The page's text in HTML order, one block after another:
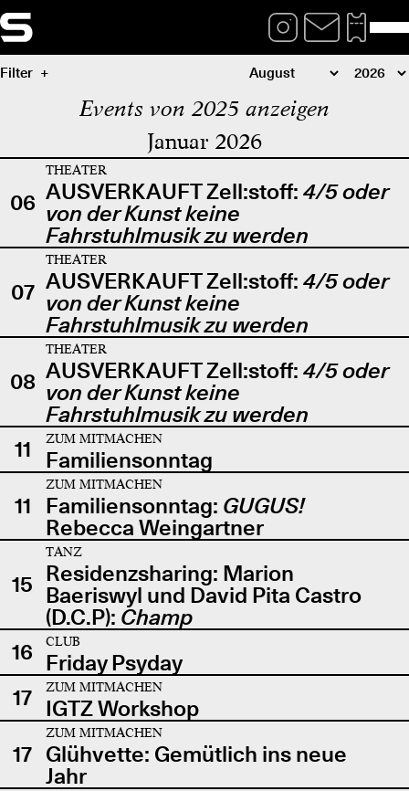
Filter
Events von 2025 anzeigen
Januar 2026
06
THEATER
AUSVERKAUFT Zell:stoff: 4/5 oder
von der Kunst keine
Fahrstuhlmusik zu werden
07
THEATER
AUSVERKAUFT Zell:stoff: 4/5 oder
von der Kunst keine
Fahrstuhlmusik zu werden
08
THEATER
AUSVERKAUFT Zell:stoff: 4/5 oder
von der Kunst keine
Fahrstuhlmusik zu werden
11
ZUM MITMACHEN
Familiensonntag
11
ZUM MITMACHEN
Familiensonntag: GUGUS!
Rebecca Weingartner
15
TANZ
Residenzsharing: Marion
Baeriswyl und David Pita Castro
(D.C.P): Champ
16
CLUB
Friday Psyday
17
ZUM MITMACHEN
IGTZ Workshop
17
ZUM MITMACHEN
Glühvette: Gemütlich ins neue
Jahr